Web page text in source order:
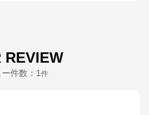
REVIEW
件数： 1 件